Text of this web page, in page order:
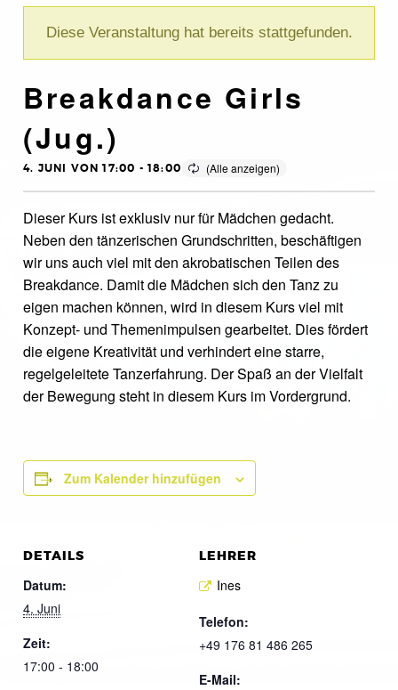
Diese Veranstaltung hat bereits stattgefunden.
Breakdance Girls
(Jug.)
4. JUNI VON 17:00 -18:00
Dieser Kurs ist exklusiv nur für Mädchen gedacht.
Neben den tänzerischen Grundschritten, beschäftigen
wir uns auch viel mit den akrobatischen Teilen des
Breakdance. Damit die Mädchen sich den Tanz zu
eigen machen können, wird in diesem Kurs viel mit
Konzept- und Themenimpulsen gearbeitet. Dies fördert
die eigene Kreativität und verhindert eine starre,
regelgeleitete Tanzerfahrung. Der Spaß an der Vielfalt
der Bewegung steht in diesem Kurs im Vordergrund.
Zum Kalender hinzufügen
DETAILS
Datum:
4. Juni
Zeit:
17:00 - 18:00
LEHRER
Ines
Telefon:
+49 176 81 486 265
E-Mail: